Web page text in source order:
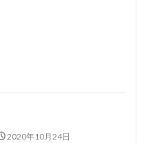
2020年10月24日